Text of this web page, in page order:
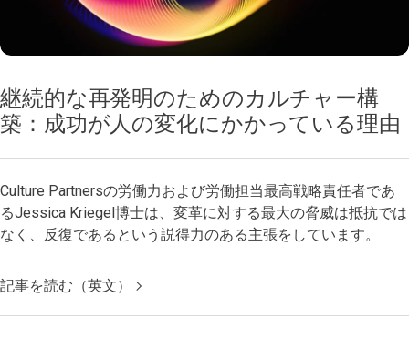
継続的な再発明のためのカルチャー構
築：成功が人の変化にかかっている理由
Culture Partnersの労働力および労働担当最高戦略責任者であ
るJessica Kriegel博士は、変革に対する最大の脅威は抵抗では
なく、反復であるという説得力のある主張をしています。
記事を読む（英文）